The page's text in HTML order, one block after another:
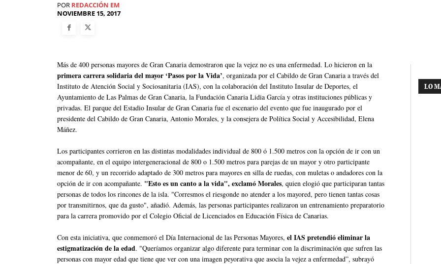
POR REDACCIÓN EM
NOVIEMBRE 15, 2017
Más de 400 personas mayores de Gran Canaria demostraron que la vejez no es una enfermedad. Lo hicieron en la
primera carrera solidaria del mayor ‘Pasos por la Vida’, organizada por el Cabildo de Gran Canaria a través del
Instituto de Atención Social y Sociosanitaria (IAS), con la colaboración del Instituto Insular de Deportes, el
Ayuntamiento de Las Palmas de Gran Canaria, la Fundación Canaria Lidia García y otras instituciones públicas y
privadas. El parque del Estadio Insular de Gran Canaria fue el escenario del evento que fue inaugurado por el
presidente del Cabildo de Gran Canaria, Antonio Morales, y la consejera de Política Social y Accesibilidad, Elena
Máñez.
Los participantes corrieron en las distintas modalidades individual de 800 ó 1.500 metros con la opción de ir con un
acompañante, en el equipo intergeneracional de 800 o 1.500 metros para parejas de un mayor y otro participante
menor de 60, y un recorrido adaptado de 300 metros para mayores en silla de ruedas, con muletas o andadores con la
opción de ir con acompañante. "Esto es un canto a la vida", exclamó Morales, quien elogió que participaran tantas
personas de todos los rincones de la isla. "Corresmos el riesgonde no atender a los mayored, pero tienen tantas cosas
por transmitirnos, que da gusto", añadió. Además, las personas participantes realizaron un entrenamiento preparatorio
para la carrera promovido por el Colegio Oficial de Licenciados en Educación Física de Canarias.
Con esta iniciativa, que conmemoró el Día Internacional de las Personas Mayores, el IAS pretendió eliminar la
estigmatización de la edad. "Queríamos organizar algo diferente para terminar con la discriminación que sufren las
personas con mayor edad que tiene que ver con una imagen peyorativa que asocia la vejez a enfermedad”, subrayó
LO